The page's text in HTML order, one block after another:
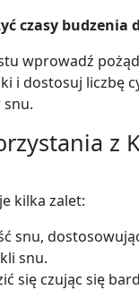
czasy budzenia
wprowadź
i dostosuj liczbę
z
kilka zalet:
snu,
snu.
się czując się